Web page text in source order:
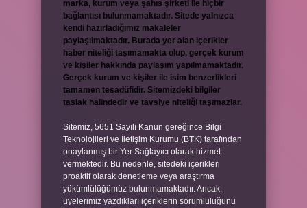
marka, kurum veya şahıs şirketi ile hiçbir
bağlantısı bulunmamaktadır. Sitede yalnızca
kendi hazırladığımız makaleler
paylaşılmaktadır. Burada yer alan içerikler
haber niteliği taşımamakta olup, gerçek kurum
ve kişiler hakkında paylaşım yapılmamaktadır.
Gerçek kurum ve kişiler ile isim benzerlikleri
tamamen tesadüfidir. Sitemizdeki bilgiler
taslak halindedir ve tavsiye niteliği taşımazlar.
Sitemiz, 5651 Sayılı Kanun gereğince Bilgi
Teknolojileri ve İletişim Kurumu (BTK) tarafından
onaylanmış bir Yer Sağlayıcı olarak hizmet
vermektedir. Bu nedenle, sitedeki içerikleri
proaktif olarak denetleme veya araştırma
yükümlülüğümüz bulunmamaktadır. Ancak,
üyelerimiz yazdıkları içeriklerin sorumluluğunu